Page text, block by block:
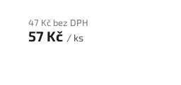
47 Kč bez DPH
57 Kč / ks